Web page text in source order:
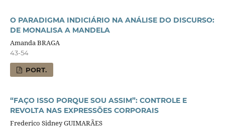
O PARADIGMA INDICIÁRIO NA ANÁLISE DO DISCURSO:
DE MONALISA A MANDELA
Amanda BRAGA
43-54
PORT.
“FAÇO ISSO PORQUE SOU ASSIM”: CONTROLE E
REVOLTA NAS EXPRESSÕES CORPORAIS
Frederico Sidney GUIMARÃES